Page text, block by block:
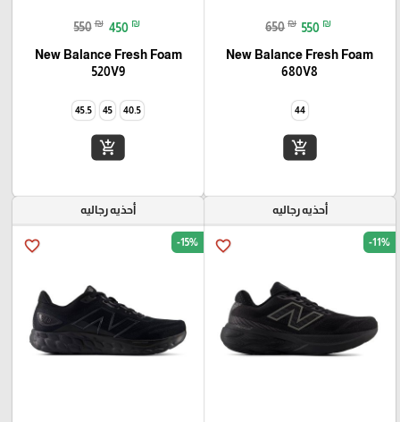
650 ₪ 550 ₪
New Balance Fresh Foam
680V8
44
add_shopping_cart
550 ₪ 450 ₪
New Balance Fresh Foam
520V9
40.5
45
45.5
add_shopping_cart
أحذيه رجاليه
favorite_border -11%
أحذيه رجاليه
favorite_border -15%